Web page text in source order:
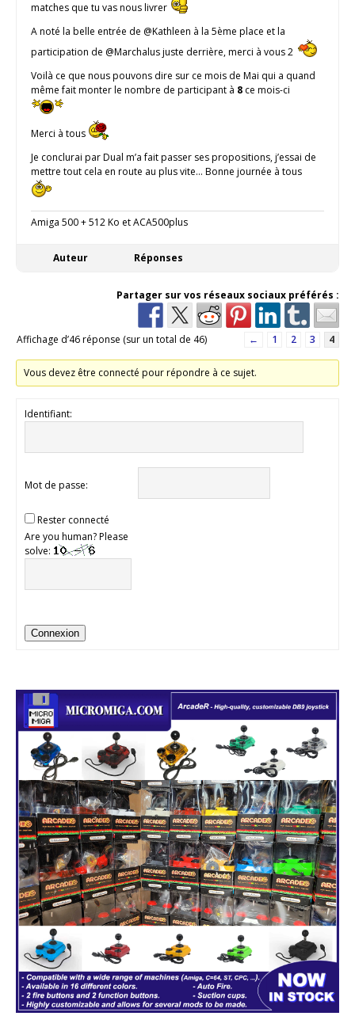
matches que tu vas nous livrer
A noté la belle entrée de @Kathleen à la 5ème place et la
participation de @Marchalus juste derrière, merci à vous 2
Voilà ce que nous pouvons dire sur ce mois de Mai qui a quand
même fait monter le nombre de participant à 8 ce mois-ci
Merci à tous
Je conclurai par Dual m’a fait passer ses propositions, j’essai de
mettre tout cela en route au plus vite… Bonne journée à tous
Amiga 500 + 512 Ko et ACA500plus
Auteur Réponses
Partager sur vos réseaux sociaux préférés :
Affichage d’46 réponse (sur un total de 46) ← 1 2 3 4
Vous devez être connecté pour répondre à ce sujet.
Identifiant:
Mot de passe:
Rester connecté
Are you human? Please
solve:
Connexion